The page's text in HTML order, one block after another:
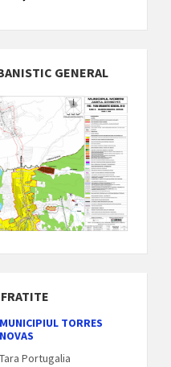
GENERAL
MUNICIPIUL TORRES
NOVAS
Tara Portugalia